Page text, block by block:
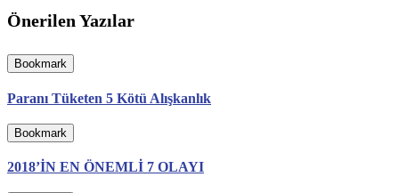
Önerilen Yazılar
Bookmark
Paranı Tüketen 5 Kötü Alışkanlık
Bookmark
2018’İN EN ÖNEMLİ 7 OLAYI